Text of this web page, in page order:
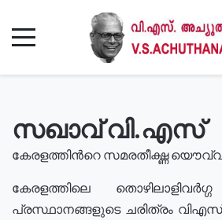
സഖാവ് വി.എസ്
കേരളത്തിൻറെ സമരതീക്ഷ്ണ
കേരളത്തിലെ
പ്രസ്ഥാനങ്ങളുടെ ചരിത്രം